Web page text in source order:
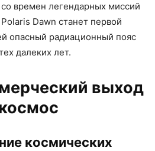
времен легендарных миссий
Dawn станет первой
опасный радиационный пояс
далеких лет.
выход
космических